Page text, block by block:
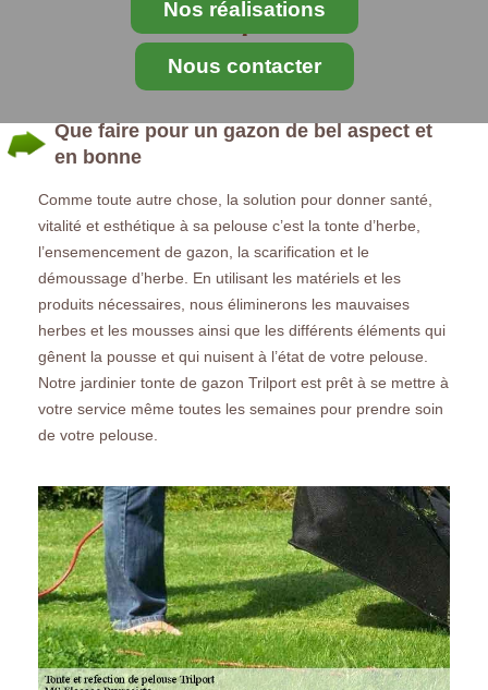
Nos réalisations
Nous contacter
Que faire pour un gazon de bel aspect et
en bonne
Comme toute autre chose, la solution pour donner santé,
vitalité et esthétique à sa pelouse c’est la tonte d’herbe,
l’ensemencement de gazon, la scarification et le
démoussage d’herbe. En utilisant les matériels et les
produits nécessaires, nous éliminerons les mauvaises
herbes et les mousses ainsi que les différents éléments qui
gênent la pousse et qui nuisent à l’état de votre pelouse.
Notre jardinier tonte de gazon Trilport est prêt à se mettre à
votre service même toutes les semaines pour prendre soin
de votre pelouse.